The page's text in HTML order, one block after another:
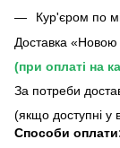
Кур'єром по
Доставка
(при оплаті на
За потреби
(якщо доступні у
Способи